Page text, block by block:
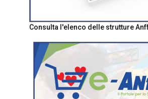
Consulta l'elenco delle strutture